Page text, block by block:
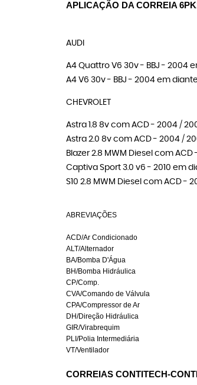
APLICAÇÃO DA CORREIA
AUDI
A4 Quattro V6 30v - BBJ - 2004
A4 V6 30v - BBJ - 2004 em diante
CHEVROLET
Astra 1.8 8v com ACD - 2004 /
Astra 2.0 8v com ACD - 2004 /
Blazer 2.8 MWM Diesel com ACD -
Captiva Sport 3.0 v6 - 2010 em
S10 2.8 MWM Diesel com ACD -
ABREVIAÇÕES
ACD/Ar Condicionado
ALT/Alternador
BA/Bomba D'Água
BH/Bomba Hidráulica
CP/Comp.
CVA/Comando de Válvula
CPA/Compressor de Ar
DH/Direção Hidráulica
GIR/Virabrequim
PLI/Polia Intermediária
VT/Ventilador
CORREIAS CONTITECH-